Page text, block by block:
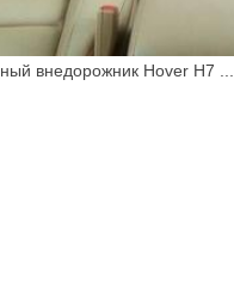
внедорожник Hover H7 ...